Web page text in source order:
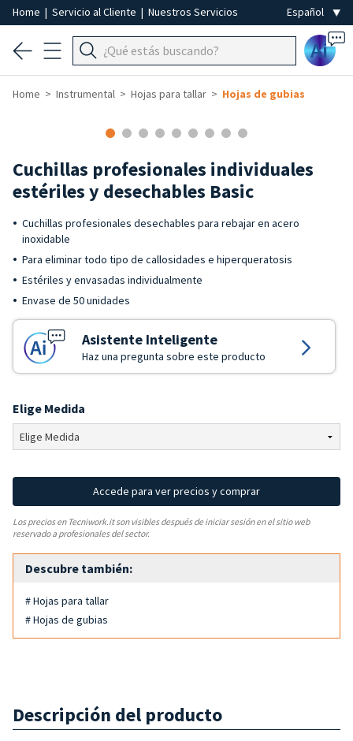
Home | Servicio al Cliente | Nuestros Servicios
Ai
Home Instrumental Hojas para tallar Hojas de gubias
Cuchillas profesionales individuales
estériles y desechables Basic
Cuchillas profesionales desechables para rebajar en acero
inoxidable
Para eliminar todo tipo de callosidades e hiperqueratosis
Estériles y envasadas individualmente
Envase de 50 unidades
Asistente Inteligente
Haz una pregunta sobre este producto
Elige Medida
Accede para ver precios y comprar
Los precios en Tecniwork.it son visibles después de iniciar sesión en el sitio web
reservado a profesionales del sector.
Descubre también:
# Hojas para tallar
# Hojas de gubias
Descripción del producto